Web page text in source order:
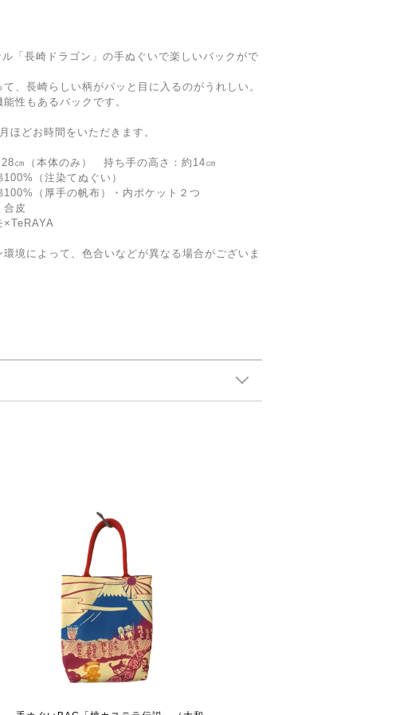
「長崎ドラゴン」の手ぬぐいで楽しいバックがで
、長崎らしい柄がパッと目に入るのがうれしい。
性もあるバックです。
ほどお時間をいただきます。
㎝（本体のみ） 持ち手の高さ：約14㎝
（注染てぬぐい）
厚手の帆布）・内ポケット２つ
皮
×TeRAYA
環境によって、色合いなどが異なる場合がございま